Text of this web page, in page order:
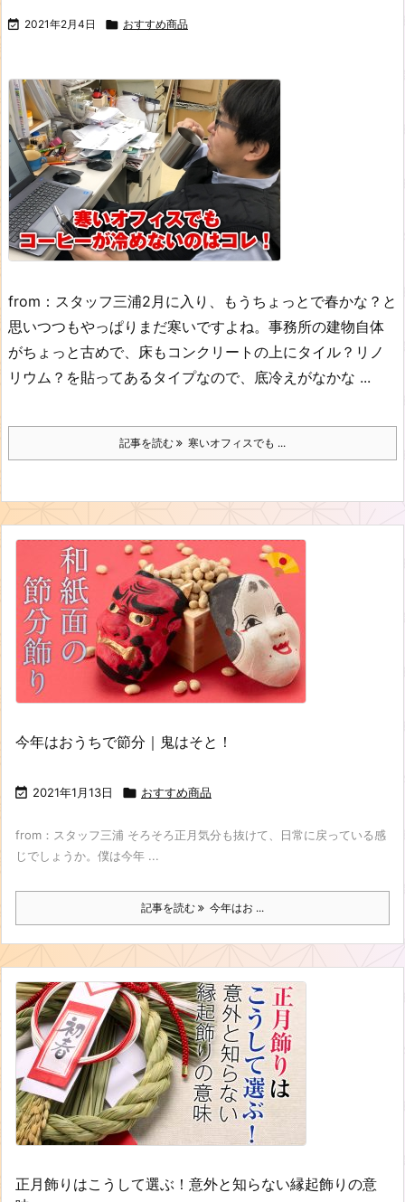
 2021年2月4日  おすすめ商品
from：スタッフ三浦2月に入り、もうちょっとで春かな？と
思いつつもやっぱりまだ寒いですよね。 事務所の建物自体
がちょっと古めで、床もコンクリートの上にタイル？リノ
リウム？を貼ってあるタイプなので、底冷えがなかな ...
記事を読む 寒いオフィスでも ...
今年はおうちで節分｜鬼はそと！
 2021年1月13日  おすすめ商品
from：スタッフ三浦 そろそろ正月気分も抜けて、日常に戻っている感
じでしょうか。僕は今年 ...
記事を読む 今年はお ...
正月飾りはこうして選ぶ！意外と知らない縁起飾りの意